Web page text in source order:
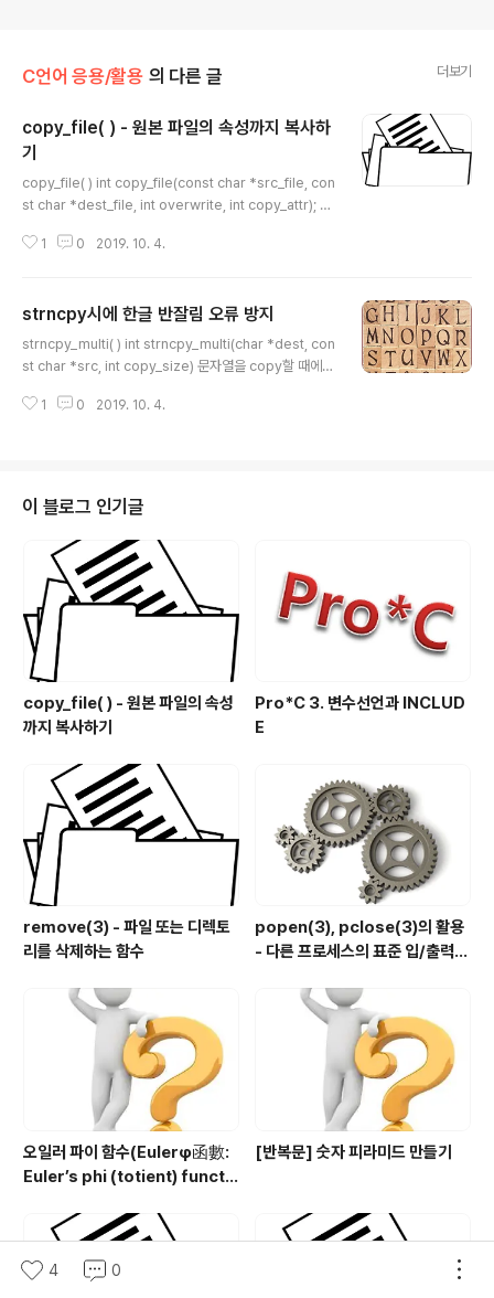
C언어 응용/활용 의 다른 글 더보기
copy_file( ) - 원본 파일의 속성까지 복사하
기
copy_file( ) int copy_file(const char *src_file, con
st char *dest_file, int overwrite, int copy_attr); 일
용만 복사하고 맙니다. 또한, 이미 파일이 있는 경우에 체크
access 시간, 파일의 최종 변경시간 등)을 함께 복제할 것
인지도 선택할 수 있습니다. 또한 파일의 이미 있는 경우는
덮어쓰기를 할 것인지 아니면 보존할 것인지도 선택할 수
류가 발생하더라도 retry를 하여 안정적으로 ..
1 0 2019. 10. 4.
strncpy시에 한글 반잘림 오류 방지
strncpy_multi( ) int strncpy_multi(char *dest, con
st char *src, int copy_size) 문자열을 copy할 때에
잘려서 데이터가 깨지는 문제가 발생합니다. 이를 방지하
949) 데이터처럼 2바이트 한글을 사용하는 문자열에서
사용가능합니다. 파라미터 dest - 데이터를 복사할 buffe
r (copy_size 보다 1이상 크게 메모리가 잡혀야 함.) src
- 원본 데이터. copy_size - 데이터를 복사할 size..
1 0 2019. 10. 4.
이 블로그 인기글
copy_file( ) - 원본 파일의 속성
까지 복사하기
Pro*C 3. 변수선언과 INCLUD
E
remove(3) - 파일 또는 디렉토
리를 삭제하는 함수
popen(3), pclose(3)의 활용
- 다른 프로세스의 표준 입/출력
오일러 파이 함수(Eulerφ函數:
Euler’s phi (totient) functi
[반복문] 숫자 피라미드 만들기
4 0